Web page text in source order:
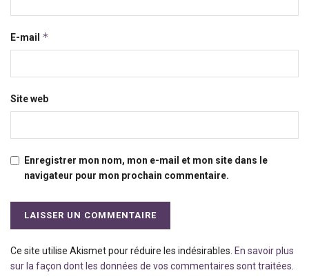
E-mail *
Site web
Enregistrer mon nom, mon e-mail et mon site dans le
navigateur pour mon prochain commentaire.
Ce site utilise Akismet pour réduire les indésirables. En savoir plus
sur la façon dont les données de vos commentaires sont traitées